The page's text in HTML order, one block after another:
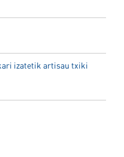
izatetik artisau txiki